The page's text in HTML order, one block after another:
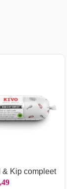
& Kip compleet